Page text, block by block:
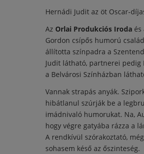
Hernádi Judit az öt Oscar-
Az Orlai Produkciós Iroda és
Gordon csípős humorú
állította színpadra a
Judit látható, partnerei pedig
a Belvárosi Színházban
Vannak strapás anyák.
hibátlanul szúrják be a
imádnivaló humorukat. Na,
hogy végre gatyába rázza a
A rendkívül szórakoztató,
sohasem késő az őszinteség.